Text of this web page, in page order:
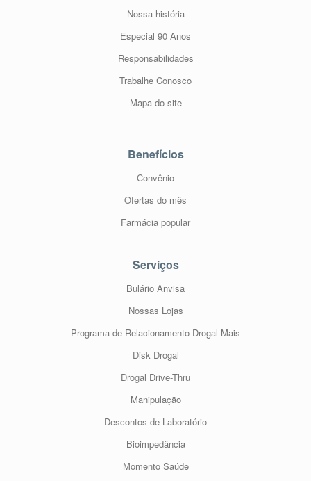
Nossa história
Especial 90 Anos
Responsabilidades
Trabalhe Conosco
Mapa do site
Benefícios
Convênio
Ofertas do mês
Farmácia popular
Serviços
Bulário Anvisa
Nossas Lojas
Programa de Relacionamento Drogal Mais
Disk Drogal
Drogal Drive-Thru
Manipulação
Descontos de Laboratório
Bioimpedância
Momento Saúde